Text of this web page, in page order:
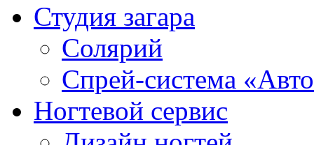
Студия загара
Солярий
Спрей-система
Ногтевой сервис